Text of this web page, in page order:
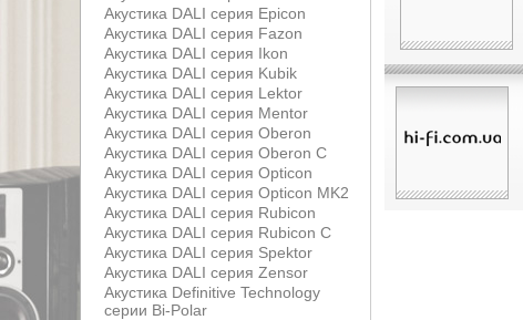
Акустика DALI серия Epicon
Акустика DALI серия Fazon
Акустика DALI серия Ikon
Акустика DALI серия Kubik
Акустика DALI серия Lektor
Акустика DALI серия Mentor
Акустика DALI серия Oberon
Акустика DALI серия Oberon С
Акустика DALI серия Opticon
Акустика DALI серия Opticon MK2
Акустика DALI серия Rubicon
Акустика DALI серия Rubicon С
Акустика DALI серия Spektor
Акустика DALI серия Zensor
Акустика Definitive Technology
серии Bi-Polar